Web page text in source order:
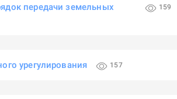
передачи земельных
159
урегулирования 157